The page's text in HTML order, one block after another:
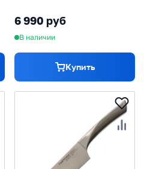
6 990 руб
В наличии
Купить